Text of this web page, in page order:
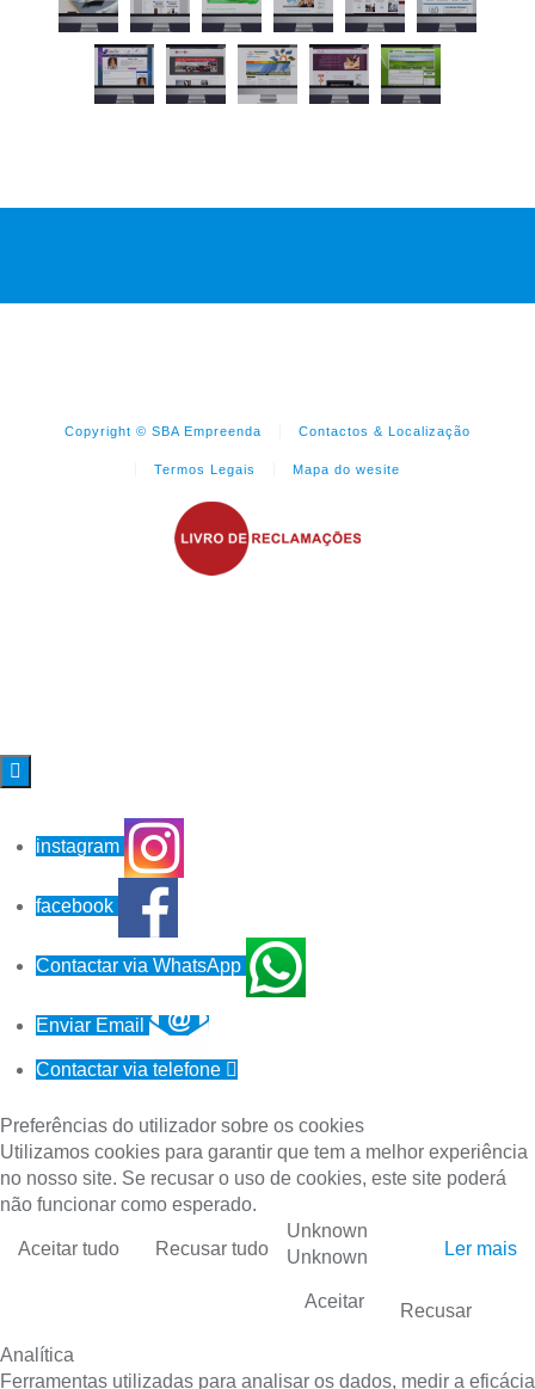
Copyright © SBA Empreenda Contactos & Localização
Termos Legais Mapa do wesite

instagram
facebook
Contactar via WhatsApp
Enviar Email
Contactar via telefone 
Preferências do utilizador sobre os cookies
Utilizamos cookies para garantir que tem a melhor experiência
no nosso site. Se recusar o uso de cookies, este site poderá
não funcionar como esperado.
Aceitar tudo Recusar tudo Ler mais
Unknown
Unknown
Aceitar Recusar
Analítica
Ferramentas utilizadas para analisar os dados, medir a eficácia